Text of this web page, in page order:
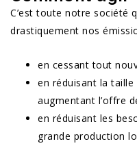
C’est toute notre société
drastiquement nos
en cessant tout
en réduisant la
augmentant l’offre
en réduisant les
grande production